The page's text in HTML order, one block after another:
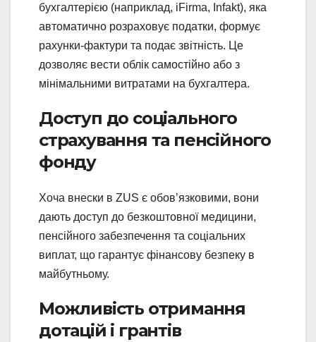
бухгалтерією (наприклад, iFirma, Infakt), яка
автоматично розраховує податки, формує
рахунки-фактури та подає звітність. Це
дозволяє вести облік самостійно або з
мінімальними витратами на бухгалтера.
Доступ до соціального
страхування та пенсійного
фонду
Хоча внески в ZUS є обов’язковими, вони
дають доступ до безкоштовної медицини,
пенсійного забезпечення та соціальних
виплат, що гарантує фінансову безпеку в
майбутньому.
Можливість отримання
дотацій і грантів